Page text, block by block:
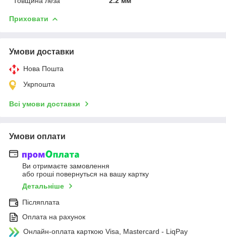
Приховати
Умови доставки
Нова Пошта
Укрпошта
Всі умови доставки
Умови оплати
Ви отримаєте замовлення
або гроші повернуться на вашу картку
Детальніше
Післяплата
Оплата на рахунок
Онлайн-оплата карткою Visa, Mastercard - LiqPay